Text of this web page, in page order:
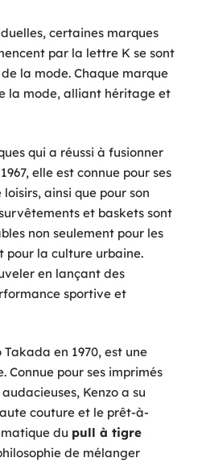
certaines marques
par la lettre K se sont
la mode. Chaque marque
la mode, alliant héritage et
qui a réussi à fusionner
elle est connue pour ses
ainsi que pour son
et baskets sont
non seulement pour les
pour la culture urbaine.
en lançant des
sportive et
en 1970, est une
pour ses imprimés
Kenzo a su
couture et le prêt-à-
du pull à tigre
de mélanger